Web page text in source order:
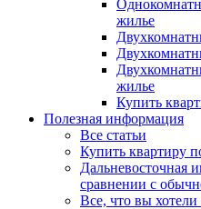
жилье
жилье
Купить
Полезная информация
Все статьи
Купить квартиру
Дальневосточная
сравнении с
Все, что вы хотели